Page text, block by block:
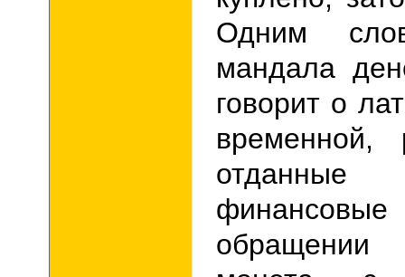
Одним
мандала
говорит о
обращении